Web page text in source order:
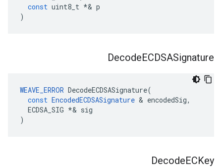
const uint8_t *& p
)
DecodeECDSASignature
WEAVE_ERROR DecodeECDSASignature(
const EncodedECDSASignature & encodedSig,
ECDSA_SIG *& sig
)
DecodeECKey